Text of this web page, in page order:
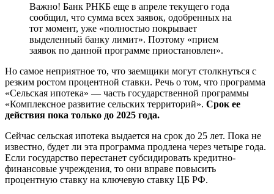
Важно! Банк РНКБ еще в апреле текущего года
сообщил, что сумма всех заявок, одобренных на
тот момент, уже «полностью покрывает
выделенный банку лимит». Поэтому «прием
заявок по данной программе приостановлен».
Но самое неприятное то, что заемщики могут столкнуться с
резким ростом процентной ставки. Речь о том, что программа
«Сельская ипотека» — часть государственной программы
«Комплексное развитие сельских территорий». Срок ее
действия пока только до 2025 года.
Сейчас сельская ипотека выдается на срок до 25 лет. Пока не
известно, будет ли эта программа продлена через четыре года.
Если государство перестанет субсидировать кредитно-
финансовые учреждения, то они вправе повысить
процентную ставку на ключевую ставку ЦБ РФ.